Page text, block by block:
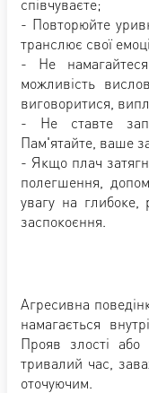
- Повторюйте
транслює свої
- Не намагайтеся
можливість
виговоритися,
- Не ставте
Пам'ятайте, ваше
- Якщо плач
полегшення,
увагу на глибоке,
заспокоєння.
Агресивна
намагається
Прояв злості або
тривалий час,
оточуючим.